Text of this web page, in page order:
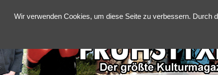
Wir verwenden Cookies, um diese Seite zu verbessern.